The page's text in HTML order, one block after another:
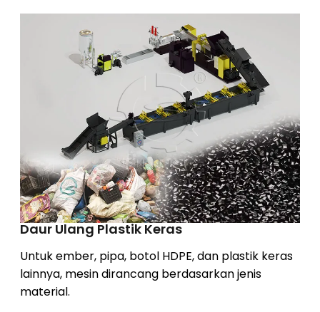
Daur Ulang Plastik Keras
Untuk ember, pipa, botol HDPE, dan plastik keras
lainnya, mesin dirancang berdasarkan jenis
material.